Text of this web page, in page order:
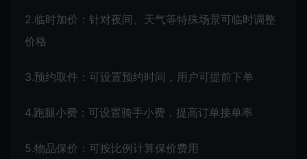
2.临时加价：针对夜间、天气等特殊场景可临时调整
价格
3.预约取件：可设置预约时间，用户可提前下单
4.跑腿小费：可设置骑手小费，提高订单接单率
5.物品保价：可按比例计算保价费用